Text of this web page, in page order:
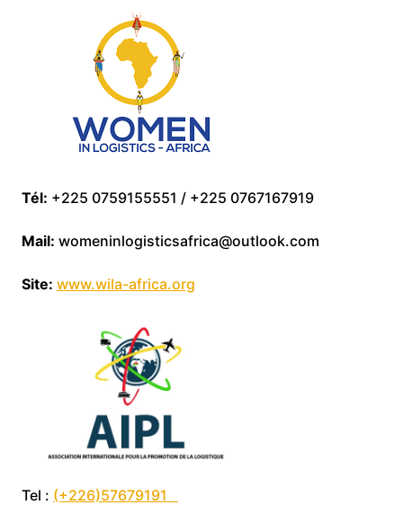
Tél: +225 0759155551 / +225 0767167919
Mail: womeninlogisticsafrica@outlook.com
Site: www.wila-africa.org
Tel : (+226)57679191